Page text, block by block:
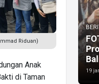
Riduan)
Anak
di Taman
19